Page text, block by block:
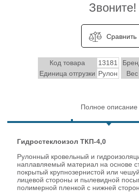
Звоните!
Сравнить
Код товара 13181
Единица отгрузки Рулон Вес
Полное описание
Гидростеклоизол ТКП-4,0
Рулонный кровельный и
наплавляемый материал на основе
покрытый крупнозернистой или
лицевой стороны и пылевидной
полимерной пленкой с нижней